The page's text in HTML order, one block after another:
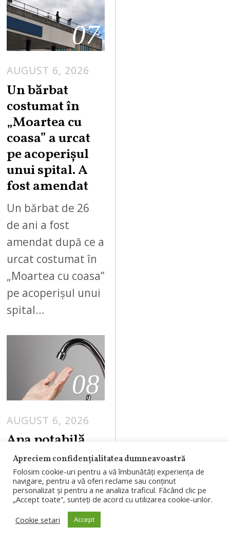
07
AUGUST 6, 2026
Un bărbat
costumat în
„Moartea cu
coasa” a urcat
pe acoperișul
unui spital. A
fost amendat
Un bărbat de 26
de ani a fost
amendat după ce a
urcat costumat în
„Moartea cu coasa”
pe acoperișul unui
spital…
08
AUGUST 6, 2026
Apa potabilă,
oprită în 35 de
localități din
Cluj și Sălaj.
Programul
întreruperilor
Apreciem confidențialitatea dumneavoastră
Folosim cookie-uri pentru a vă îmbunătăți experiența de
navigare, pentru a vă oferi reclame sau conținut
personalizat și pentru a ne analiza traficul. Făcând clic pe
„Accept toate”, sunteți de acord cu utilizarea cookie-urilor.
Cookie setari
Accept